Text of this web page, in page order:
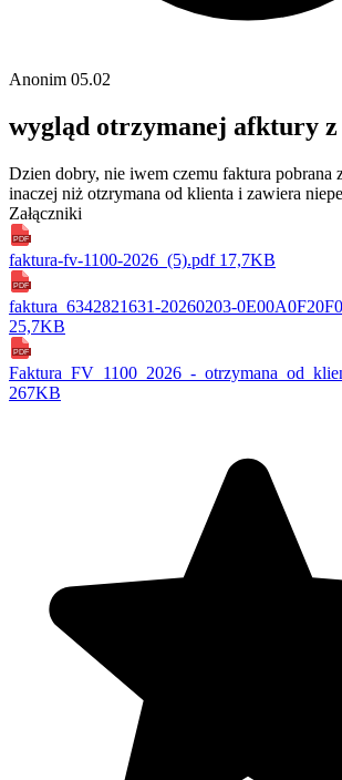
Anonim 05.02
wygląd otrzymanej afktury z
Dzien dobry, nie iwem czemu faktura pobrana
inaczej niż otzrymana od klienta i zawiera
Załączniki
PDF
faktura-fv-1100-2026_(5).pdf 17,7KB
PDF
faktura_6342821631-20260203-
25,7KB
PDF
Faktura_FV_1100_2026_-
267KB